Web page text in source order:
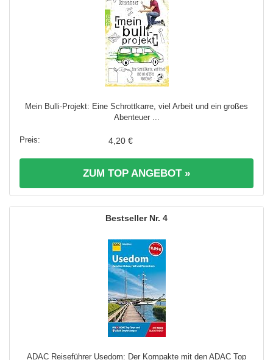
Mein Bulli-Projekt: Eine Schrottkarre, viel Arbeit und ein großes
Abenteuer ...
4,20 €
ZUM TOP ANGEBOT »
4
ADAC Reiseführer Usedom: Der Kompakte mit den ADAC Top